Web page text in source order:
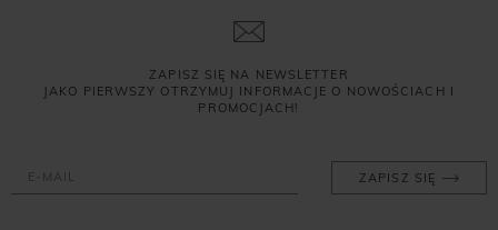
ZAPISZ SIĘ NA NEWSLETTER
JAKO PIERWSZY OTRZYMUJ INFORMACJE O NOWOŚCIACH I
PROMOCJACH!
ZAPISZ SIĘ